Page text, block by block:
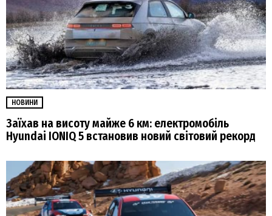
НОВИНИ
Заїхав на висоту майже 6 км: електромобіль
Hyundai IONIQ 5 встановив новий світовий рекорд